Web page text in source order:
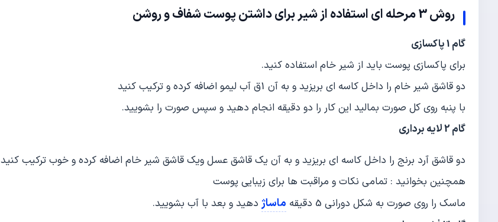
روش 3 مرحله ای استفاده از شیر برای داشتن پوست شفاف و روشن
گام 1 پاکسازی
برای پاکسازی پوست باید از شیر خام استفاده کنید.
دو قاشق شیر خام را داخل کاسه ای بریزید و به آن 1ق آب لیمو اضافه کرده و ترکیب کنید
با پنبه روی کل صورت بمالید این کار را دو دقیقه انجام دهید و سپس صورت را بشویید.
گام 2 لایه برداری
دو قاشق آرد برنج را داخل کاسه ای بریزید و به آن یک قاشق عسل ویک قاشق شیر خام اضافه کرده و خوب ترکیب کنید
همچنین بخوانید : تمامی نکات و مراقبت ها برای زیبایی پوست
ماسک را روی صورت به شکل دورانی 5 دقیقه
ماساژ دهید و بعد با آب بشویید.